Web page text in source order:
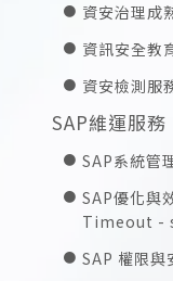
資安治理成
資訊安全教
資安檢測服
SAP維運服務
SAP系統管
SAP優化與
Timeout -
SAP 權限與